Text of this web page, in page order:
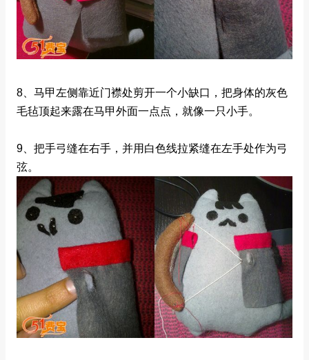
8、马甲左侧靠近门襟处剪开一个小缺口，把身体的灰色
毛毡顶起来露在马甲外面一点点，就像一只小手。
9、把手弓缝在右手，并用白色线拉紧缝在左手处作为弓
弦。